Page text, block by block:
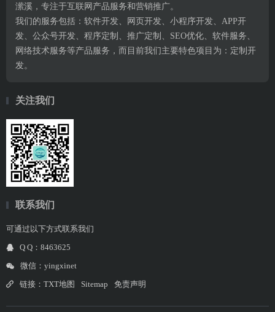
潆溪，专注于互联网产品服务和营销推广。
我们的服务包括：软件开发、网页开发、小程序开发、APP开
发、公众号开发、程序定制、推广定制、SEO优化、软件服务、
网络技术服务等产品服务，而目前我们主要特色项目为：定制开
发。
关注我们
联系我们
可通过以下方式联系我们
Q Q：8463625
微信：yingxinet
链接： TXT地图 Sitemap 免责声明